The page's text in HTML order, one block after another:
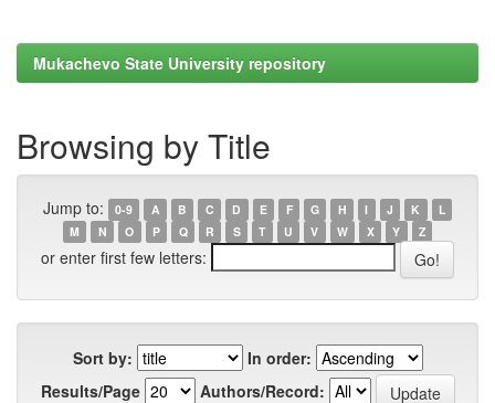
Mukachevo State University repository
Browsing by Title
Jump to: 0-9 A B C D E F G H I J K
L
M
N O P Q R S T U V W X Y Z
or enter first few letters:
Sort by:
In order:
Results/Page
Authors/Record: